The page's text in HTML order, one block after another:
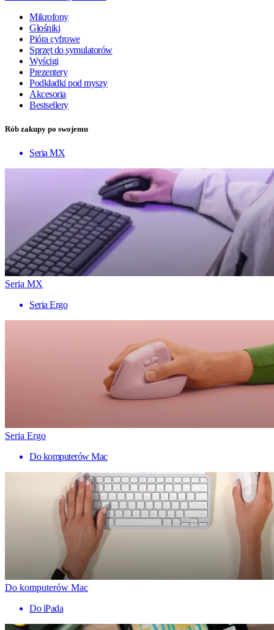
Mikrofony
Głośniki
Pióra cyfrowe
Sprzęt do symulatorów
Wyścigi
Prezentery
Podkładki pod myszy
Akcesoria
Bestsellery
Rób zakupy po swojemu
Seria MX
Seria MX
Seria Ergo
Seria Ergo
Do komputerów Mac
Do komputerów Mac
Do iPada